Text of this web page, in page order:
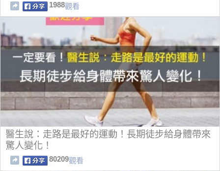
1988觀看
醫生說：走路是最好的運動！長期徒步給身體帶來
驚人變化！
80209觀看